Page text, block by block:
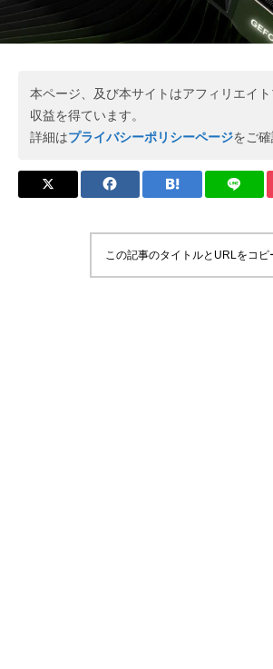
本ページ、及び本サイトはアフィリエイ
収益を得ています。
詳細はプライバシーポリシーページをご確
この記事のタイトルとURLをコピ